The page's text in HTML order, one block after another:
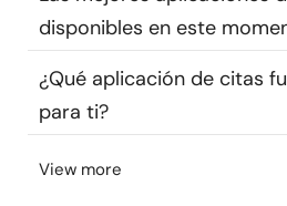
Idioma
nosotros
disponibles en este
¿Qué aplicación de citas
para ti?
View more